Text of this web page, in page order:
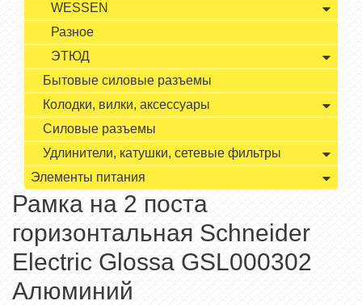
WESSEN
Разное
ЭТЮД
Бытовые силовые разъемы
Колодки, вилки, аксессуары
Силовые разъемы
Удлинители, катушки, сетевые фильтры
Элементы питания
Рамка на 2 поста
горизонтальная Schneider
Electric Glossa GSL000302
Алюминий